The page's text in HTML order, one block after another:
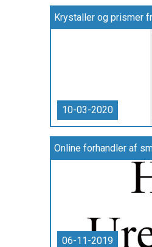
Krystaller og prismer
10-03-2020
06-11-2019